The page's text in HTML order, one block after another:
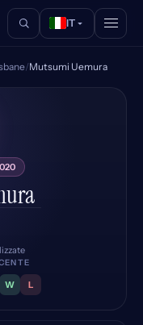
IT
/Mutsumi Uemura
W L